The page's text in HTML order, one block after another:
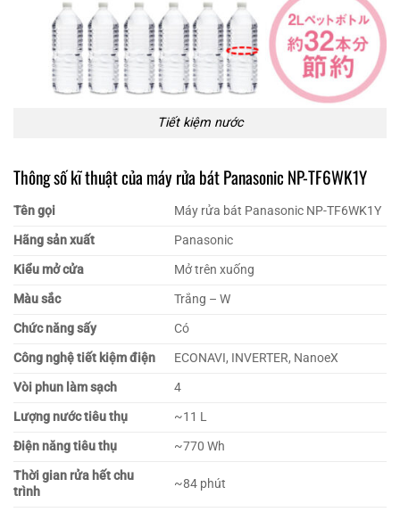
Tiết kiệm nước
Thông số kĩ thuật của máy rửa bát Panasonic NP-TF6WK1Y
Tên gọi
Máy rửa bát Panasonic NP-TF6WK1Y
Hãng sản xuất
Panasonic
Kiểu mở cửa
Mở trên xuống
Màu sắc
Trắng – W
Chức năng sấy
Có
Công nghệ tiết kiệm điện
ECONAVI, INVERTER, NanoeX
Vòi phun làm sạch
4
Lượng nước tiêu thụ
~11 L
Điện năng tiêu thụ
~770 Wh
Thời gian rửa hết chu
trình
~84 phút